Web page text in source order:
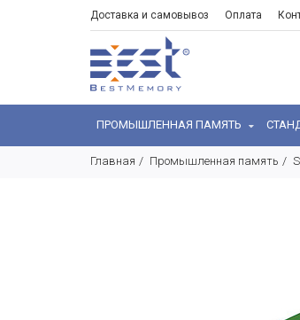
Доставка и самовывоз Оплата
ПРОМЫШЛЕННАЯ ПАМЯТЬ
Главная Промышленная память